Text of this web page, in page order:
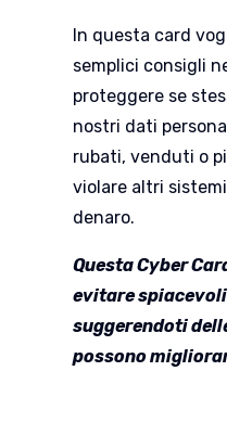
In questa card
semplici consigli
proteggere se
nostri dati
rubati, venduti o
violare altri
denaro.
Questa Cyber
evitare
suggerendoti
possono